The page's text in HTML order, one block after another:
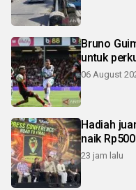
Bruno
untuk
06 August
Hadiah
naik
23 jam lalu